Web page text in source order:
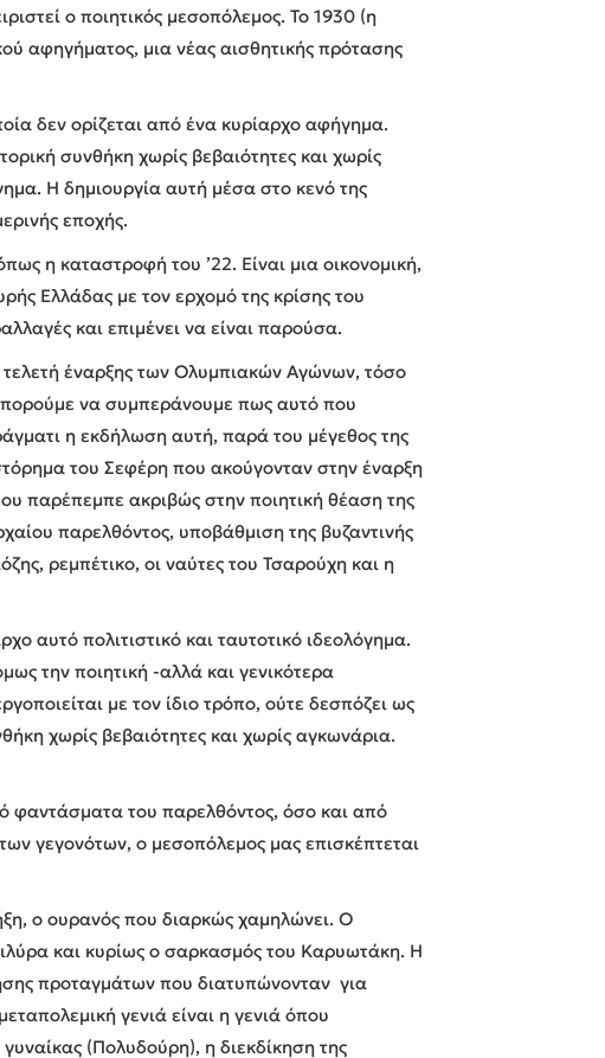
ο ποιητικός μεσοπόλεμος. Το 1930 (η
αφηγήματος, μια νέας αισθητικής πρότασης
δεν ορίζεται από ένα κυρίαρχο αφήγημα.
συνθήκη χωρίς βεβαιότητες και χωρίς
Η δημιουργία αυτή μέσα στο κενό της
εποχής.
η καταστροφή του ’22. Είναι μια οικονομική,
Ελλάδας με τον ερχομό της κρίσης του
και επιμένει να είναι παρούσα.
τελετή έναρξης των Ολυμπιακών Αγώνων, τόσο
να συμπεράνουμε πως αυτό που
η εκδήλωση αυτή, παρά του μέγεθος της
του Σεφέρη που ακούγονταν στην έναρξη
παρέπεμπε ακριβώς στην ποιητική θέαση της
παρελθόντος, υποβάθμιση της βυζαντινής
ρεμπέτικο, οι ναύτες του Τσαρούχη και η
αυτό πολιτιστικό και ταυτοτικό ιδεολόγημα.
την ποιητική -αλλά και γενικότερα
με τον ίδιο τρόπο, ούτε δεσπόζει ως
χωρίς βεβαιότητες και χωρίς αγκωνάρια.
φαντάσματα του παρελθόντος, όσο και από
γεγονότων, ο μεσοπόλεμος μας επισκέπτεται
ο ουρανός που διαρκώς χαμηλώνει. Ο
και κυρίως ο σαρκασμός του Καρυωτάκη. Η
προταγμάτων που διατυπώνονταν για
γενιά είναι η γενιά όπου
(Πολυδούρη), η διεκδίκηση της